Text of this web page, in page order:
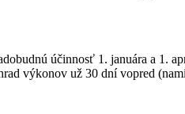
účinnosť 1. januára a 1.
výkonov už 30 dní vopred